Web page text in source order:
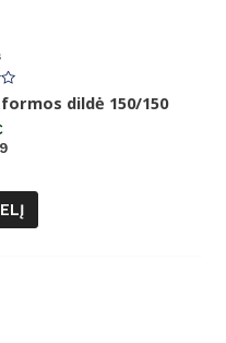
dildė 150/150